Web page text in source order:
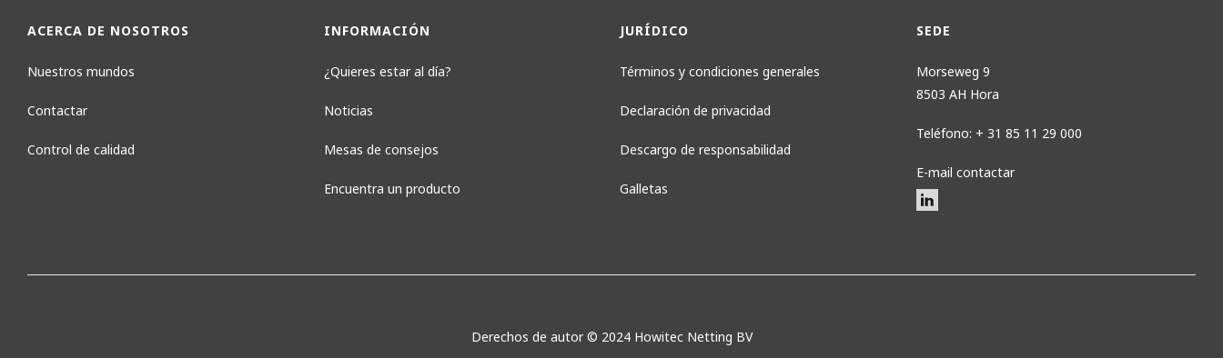
ACERCA DE NOSOTROS
Nuestros mundos
Contactar
Control de calidad
INFORMACIÓN
¿Quieres estar al día?
Noticias
Mesas de consejos
Encuentra un producto
JURÍDICO
Términos y condiciones generales
Declaración de privacidad
Descargo de responsabilidad
Galletas
SEDE
Morseweg 9
8503 AH Hora
Teléfono: + 31 85 11 29 000
E-mail contactar
Derechos de autor © 2024 Howitec Netting BV